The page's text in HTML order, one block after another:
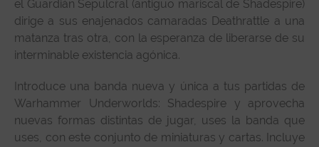
el Guardián Sepulcral (antiguo mariscal de Shadespire)
dirige a sus enajenados camaradas Deathrattle a una
matanza tras otra, con la esperanza de liberarse de su
interminable existencia agónica.
Introduce una banda nueva y única a tus partidas de
Warhammer Underworlds: Shadespire y aprovecha
nuevas formas distintas de jugar, uses la banda que
uses, con este conjunto de miniaturas y cartas. Incluye